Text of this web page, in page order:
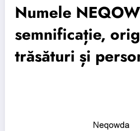
Numele
semnificație,
trăsături și